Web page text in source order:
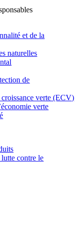
et de la
naturelles
de
verte (ECV)
verte
contre le